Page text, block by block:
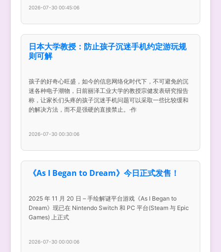
2026-07-30 00:45:06
日本大学教授：防止孩子沉迷手机约定游玩规
则可解
孩子的好奇心旺盛，如今的信息网络化时代下，不可避免的沉
迷各种电子潮物，日前丽泽工业大学的教授宗健发表研究报告
称，让家长们头疼的孩子沉迷手机问题可以采取一些比较缓和
的解决方法，而不是强硬的直接禁止。·作
2026-07-30 00:30:06
《As I Began to Dream》今日正式发售！
2025 年 11 月 20 日 – 手绘解谜平台游戏《As I Began to
Dream》现已在 Nintendo Switch 和 PC 平台(Steam 与 Epic
Games) 上正式
2026-07-30 00:00:06